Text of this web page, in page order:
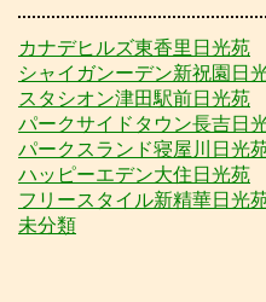
カナデヒルズ東香里日光苑
シャイガンーデン新祝園日
スタシオン津田駅前日光苑
パークサイドタウン長吉日
パークスランド寝屋川日光
ハッピーエデン大住日光苑
フリースタイル新精華日光
未分類